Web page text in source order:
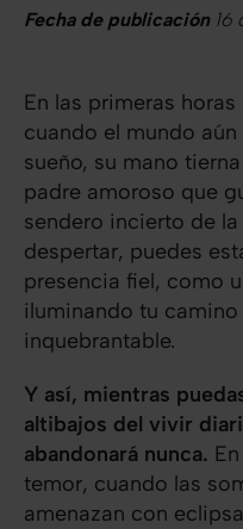
Fecha de publicación16
En las primeras
cuando el mundo
sueño, su mano
padre amoroso que
sendero incierto de
despertar, puedes
presencia fiel, como
iluminando tu
inquebrantable.
Y así, mientras
altibajos del vivir
abandonará nunca.
temor, cuando las
amenazan con